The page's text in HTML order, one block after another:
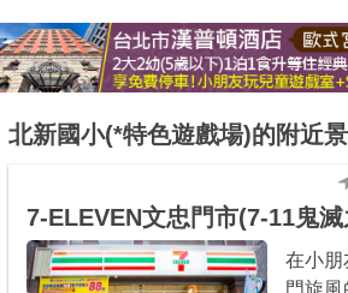
首 頁
最新消息
北新國小(*特色遊戲場)的附近
7-ELEVEN文忠門市(7-11鬼
在小朋